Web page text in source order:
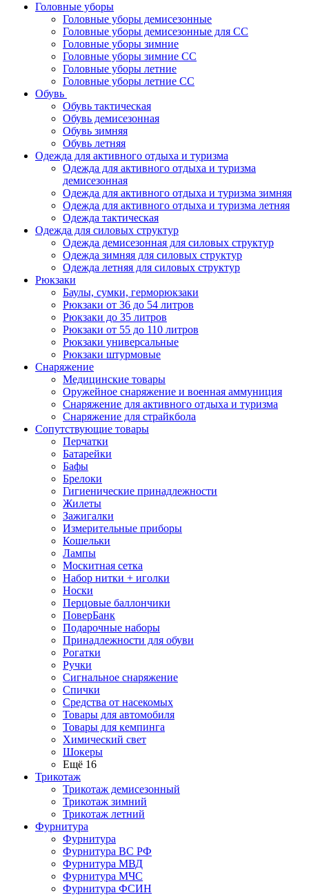
Головные уборы
Головные уборы демисезонные
Головные уборы демисезонные для СС
Головные уборы зимние
Головные уборы зимние СС
Головные уборы летние
Головные уборы летние СС
Обувь
Обувь тактическая
Обувь демисезонная
Обувь зимняя
Обувь летняя
Одежда для активного отдыха и туризма
Одежда для активного отдыха и туризма
демисезонная
Одежда для активного отдыха и туризма зимняя
Одежда для активного отдыха и туризма летняя
Одежда тактическая
Одежда для силовых структур
Одежда демисезонная для силовых структур
Одежда зимняя для силовых структур
Одежда летняя для силовых структур
Рюкзаки
Баулы, сумки, герморюкзаки
Рюкзаки от 36 до 54 литров
Рюкзаки до 35 литров
Рюкзаки от 55 до 110 литров
Рюкзаки универсальные
Рюкзаки штурмовые
Снаряжение
Медицинские товары
Оружейное снаряжение и военная аммуниция
Снаряжение для активного отдыха и туризма
Снаряжение для страйкбола
Сопутствующие товары
Перчатки
Батарейки
Бафы
Брелоки
Гигиенические принадлежности
Жилеты
Зажигалки
Измерительные приборы
Кошельки
Лампы
Москитная сетка
Набор нитки + иголки
Носки
Перцовые баллончики
ПоверБанк
Подарочные наборы
Принадлежности для обуви
Рогатки
Ручки
Сигнальное снаряжение
Спички
Средства от насекомых
Товары для автомобиля
Товары для кемпинга
Химический свет
Шокеры
Ещё 16
Трикотаж
Трикотаж демисезонный
Трикотаж зимний
Трикотаж летний
Фурнитура
Фурнитура
Фурнитура ВС РФ
Фурнитура МВД
Фурнитура МЧС
Фурнитура ФСИН